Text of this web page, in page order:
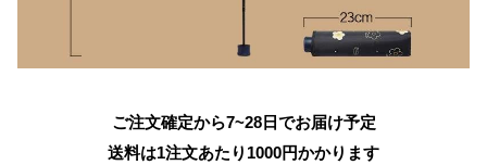
ご注文確定から7~28日でお届け予定
送料は1注文あたり 1000円かかります